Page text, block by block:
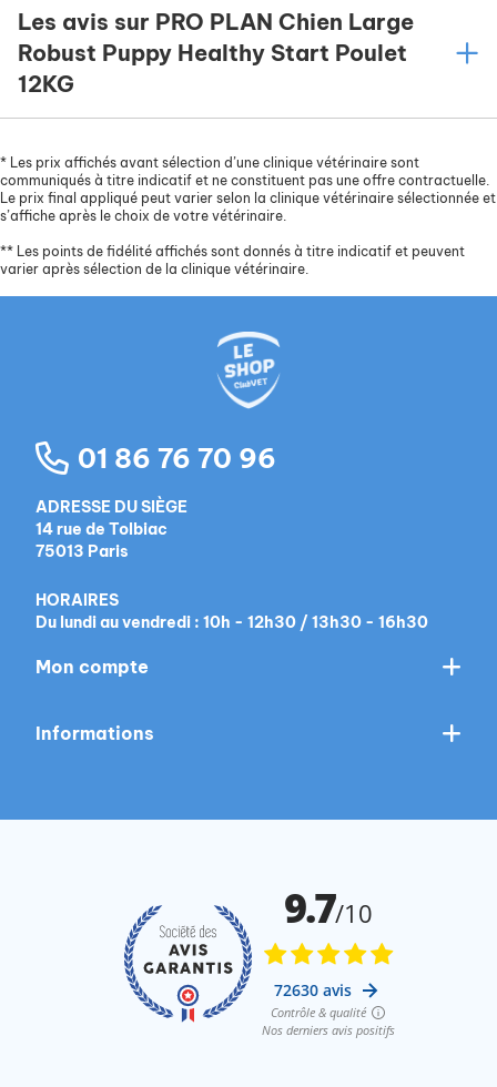
Les avis sur PRO PLAN Chien Large
Robust Puppy Healthy Start Poulet
12KG
* Les prix affichés avant sélection d’une clinique vétérinaire sont
communiqués à titre indicatif et ne constituent pas une offre contractuelle.
Le prix final appliqué peut varier selon la clinique vétérinaire sélectionnée et
s’affiche après le choix de votre vétérinaire.
** Les points de fidélité affichés sont donnés à titre indicatif et peuvent
varier après sélection de la clinique vétérinaire.
01 86 76 70 96
ADRESSE DU SIÈGE
14 rue de Tolbiac
75013 Paris
HORAIRES
Du lundi au vendredi : 10h - 12h30 / 13h30 - 16h30
Mon compte
Informations